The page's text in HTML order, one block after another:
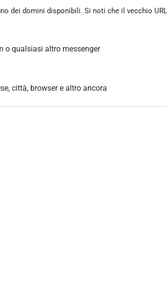
dei domini disponibili. Si noti che il vecchio
o qualsiasi altro messenger
città, browser e altro ancora